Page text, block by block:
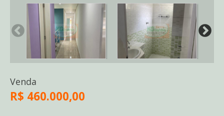
Venda
R$ 460.000,00